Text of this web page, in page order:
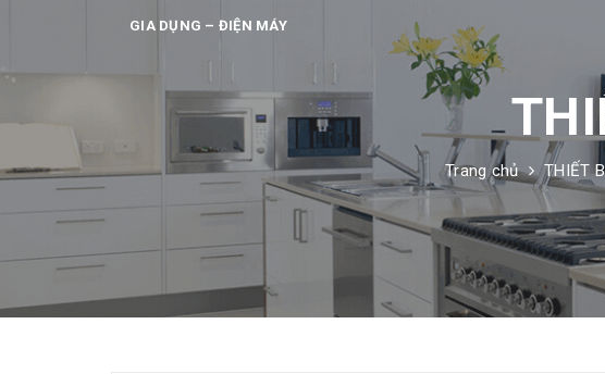
GIA DỤNG – ĐIỆN MÁY
Trang chủ THIẾT